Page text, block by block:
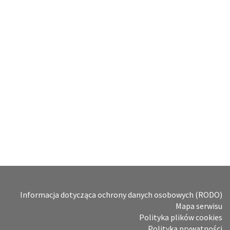
Informacja dotycząca ochrony danych osobowych (RODO)
Mapa serwisu
Polityka plików cookies